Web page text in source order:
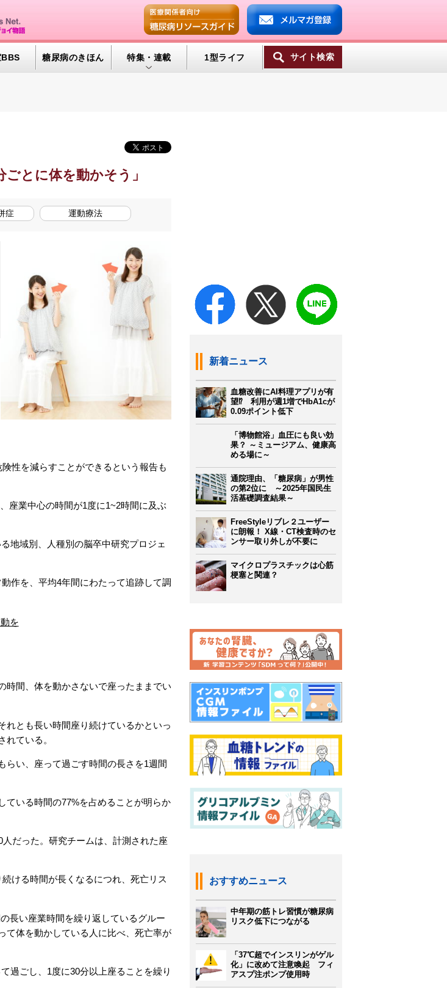
糖尿病のきほん 特集・連載
特集・連載 一覧へ
1型ライフ サイト検索
とに体を動かそう」
症 運動療法
性を減らすことができるという報告も
座業中心の時間が1度に1~2時間に及ぶ
地域別、人種別の脳卒中研究プロジェ
作を、平均4年間にわたって追跡して調
を
間、体を動かさないで座ったままでい
とも長い時間座り続けているかといっ
ている。
い、座って過ごす時間の長さを1週間
いる時間の77%を占めることが明らか
だった。研究チームは、計測された座
ける時間が長くなるにつれ、死亡リス
長い座業時間を繰り返しているグルー
て体を動かしている人に比べ、死亡率が
過ごし、1度に30分以上座ることを繰り
新着ニュース
血糖改善にAI料理アプリが有
望⁉ 利用が週1増でHbA1cが
0.09ポイント低下
「博物館浴」血圧にも良い効
果？ ～ミュージアム、健康高
める場に～
通院理由、「糖尿病」が男性
の第2位に ～2025年国民生
活基礎調査結果～
FreeStyleリブレ２ユーザー
に朗報！ X線・CT検査時のセ
ンサー取り外しが不要に
マイクロプラスチックは心筋
梗塞と関連？
おすすめニュース
中年期の筋トレ習慣が糖尿病
リスク低下につながる
「37℃超でインスリンがゲル
化」に改めて注意喚起 フィ
アスプ注ポンプ使用時